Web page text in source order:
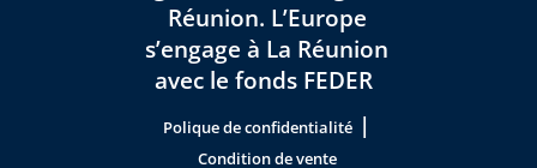
Réunion. L’Europe
s’engage à La Réunion
avec le fonds FEDER
Polique de confidentialité |
Condition de vente